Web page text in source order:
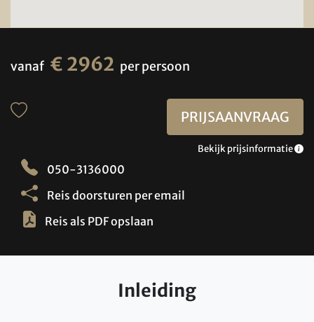
vanaf € 2962 per persoon
PRIJSAANVRAAG
Bekijk prijsinformatie
050-3136000
Reis doorsturen per email
Reis als PDF opslaan
Inleiding